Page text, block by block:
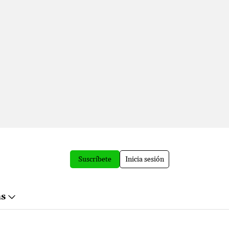
Suscríbete Inicia sesión